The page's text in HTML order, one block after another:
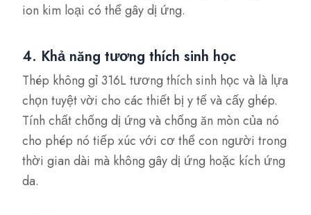
ion kim loại có thể gây dị ứng.
4. Khả năng tương thích sinh học
Thép không gỉ 316L tương thích sinh học và là lựa
chọn tuyệt vời cho các thiết bị y tế và cấy ghép.
Tính chất chống dị ứng và chống ăn mòn của nó
cho phép nó tiếp xúc với cơ thể con người trong
thời gian dài mà không gây dị ứng hoặc kích ứng
da.